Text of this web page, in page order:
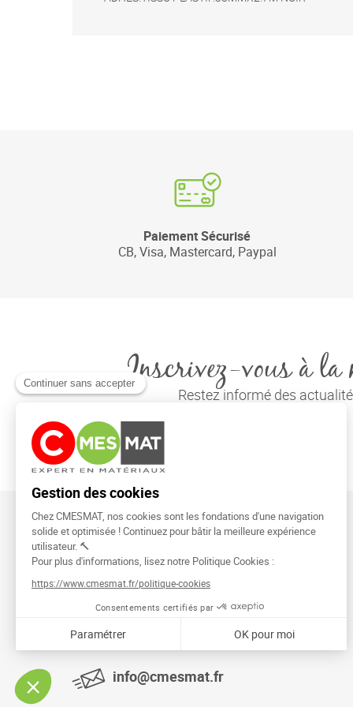
Paiement Sécurisé
CB, Visa, Mastercard, Paypal
Inscrivez-vous à la
Restez informé des
CMESMAT
91026 EVRY COURCOURONNES
info@cmesmat.fr